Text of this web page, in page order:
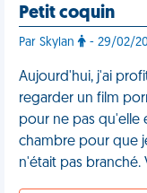
Petit coquin
Par Skylan - 29/02/
Aujourd'hui, j'ai
regarder un film
pour ne pas qu'elle
chambre pour que
n'était pas branché.